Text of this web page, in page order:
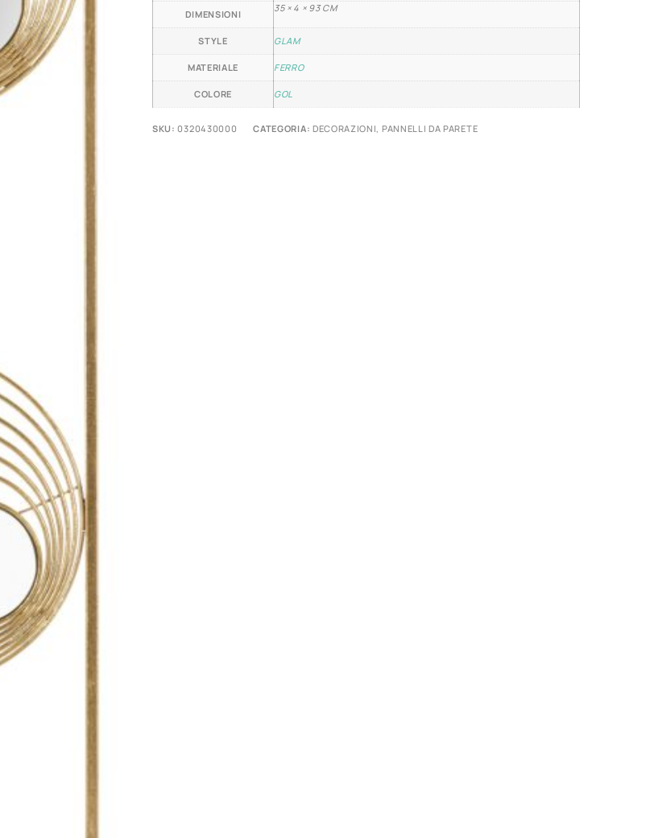
DIMENSIONI
35 × 4 × 93 CM
STYLE GLAM
MATERIALE FERRO
COLORE GOL
SKU:0320430000 CATEGORIA: DECORAZIONI PANNELLI DA PARETE